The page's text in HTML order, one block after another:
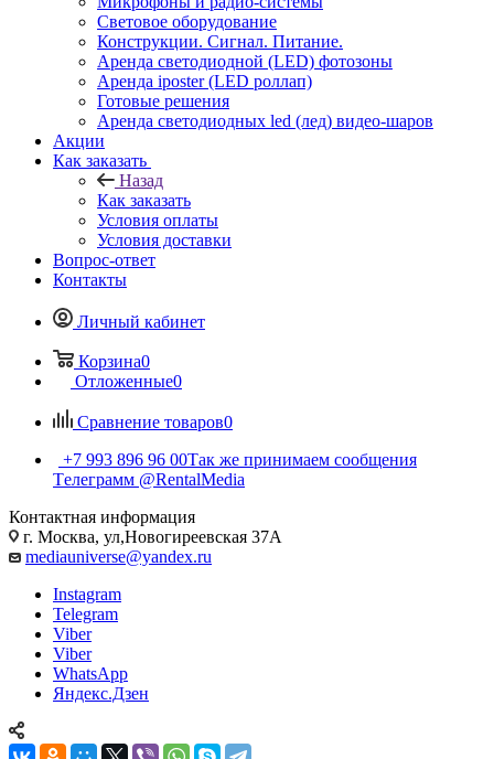
Световое оборудование
Конструкции. Сигнал. Питание.
Аренда светодиодной (LED) фотозоны
Аренда iposter (LED роллап)
Готовые решения
Аренда светодиодных led (лед) видео-шаров
Акции
Как заказать
Назад
Как заказать
Условия оплаты
Условия доставки
Вопрос-ответ
Контакты
Личный кабинет
Корзина0
Отложенные0
Сравнение товаров0
+7 993 896 96 00Так же принимаем сообщения
Tелеграмм @RentalMedia
Контактная информация
г. Москва, ул,Новогиреевская 37А
mediauniverse@yandex.ru
Instagram
Telegram
Viber
Viber
WhatsApp
Яндекс.Дзен